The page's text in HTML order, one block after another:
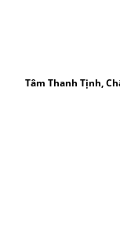
Tâm Thanh Tịnh,